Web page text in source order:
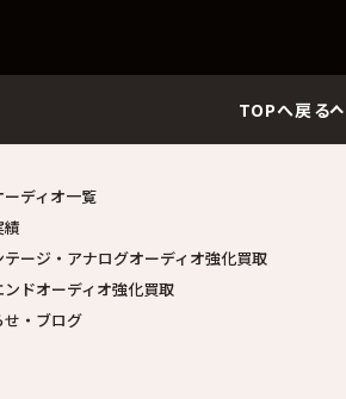
TOPへ戻る
ーディオ一覧
績
テージ・アナログオーディオ強化買取
ンドオーディオ強化買取
せ・ブログ